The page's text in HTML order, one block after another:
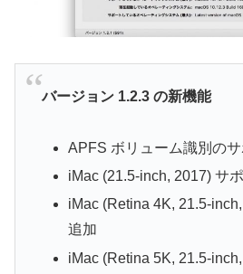
バージョン 1.2.3 の新機能
APFS ボリューム識別の
iMac (21.5-inch, 2017) サ
iMac (Retina 4K, 21.5-
追加
iMac (Retina 5K, 21.5-